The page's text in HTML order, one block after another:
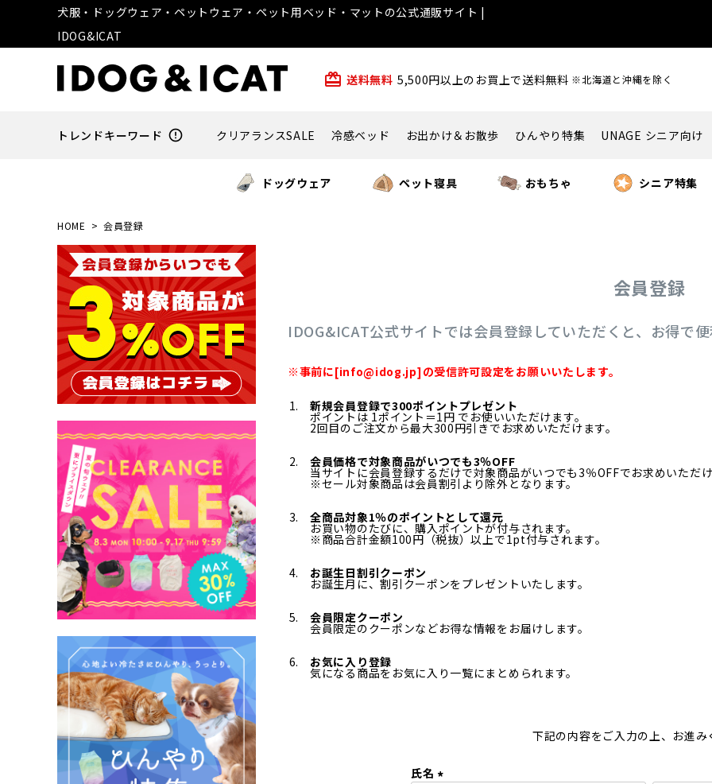
犬服・ドッグウェア・ペットウェア・ペット用ベッド・マットの公式通販サイト |
IDOG&ICAT
card_giftcard 送料無料 5,500円以上のお買上で送料無料 ※北海道と沖縄を除く
トレンドキーワード error_outline クリアランスSALE 冷感ベッド お出かけ＆お散歩 ひんやり特集 UNAGE シニア向け
ドッグウェア ペット寝具 おもちゃ シニア特集
HOME 会員登録
会員登録
IDOG&ICAT公式サイトでは会員登録していただくと、お得で
※事前に[info@idog.jp]の受信許可設定をお願いいたします。
新規会員登録で300ポイントプレゼント
ポイントは 1ポイント＝1円 でお使いいただけます。
2回目のご注文から最大300円引きでお求めいただけます。
会員価格で対象商品がいつでも3％OFF
当サイトに会員登録するだけで対象商品がいつでも3％OFFでお求めいただ
※セール対象商品は会員割引より除外となります。
全商品対象1％のポイントとして還元
お買い物のたびに、購入ポイントが付与されます。
※商品合計金額100円（税抜）以上で1pt付与されます。
お誕生日割引クーポン
お誕生月に、割引クーポンをプレゼントいたします。
会員限定クーポン
会員限定のクーポンなどお得な情報をお届けします。
お気に入り登録
気になる商品をお気に入り一覧にまとめられます。
下記の内容をご入力の上、お進み
氏名